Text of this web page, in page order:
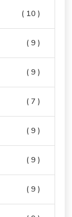
( 10 )
( 9 )
( 9 )
( 7 )
( 9 )
( 9 )
( 9 )